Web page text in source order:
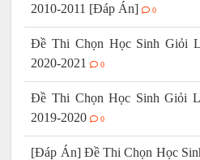
2010-2011 [Đáp Án]
0
Đề Thi Chọn Học Sinh Giỏi
2020-2021
0
Đề Thi Chọn Học Sinh Giỏi
2019-2020
0
[Đáp Án] Đề Thi Chọn Học